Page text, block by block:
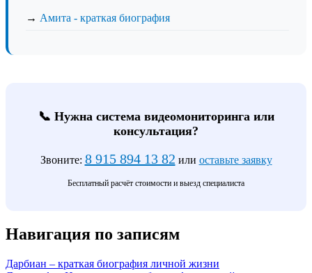
→ Амита - краткая биография
📞 Нужна система видеомониторинга или
консультация?
Звоните: 8 915 894 13 82 или оставьте заявку
Бесплатный расчёт стоимости и выезд специалиста
Навигация по записям
Дарбиан – краткая биография личной жизни